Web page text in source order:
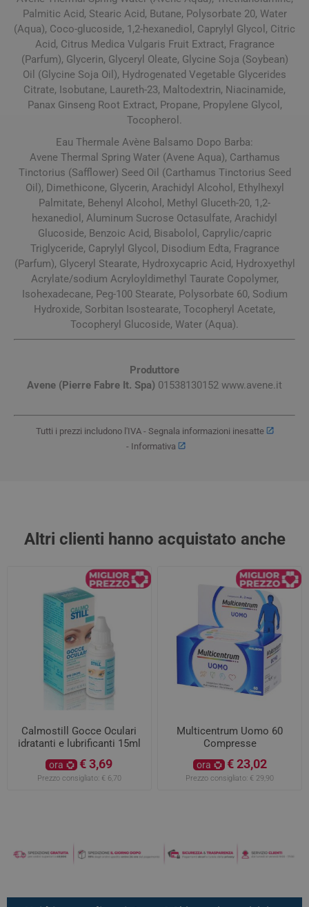
Palmitic Acid, Stearic Acid, Butane, Polysorbate 20, Water
(Aqua), Coco-glucoside, 1,2-hexanediol, Caprylyl Glycol, Citric
Acid, Citrus Medica Vulgaris Fruit Extract, Fragrance
(Parfum), Glycerin, Glyceryl Oleate, Glycine Soja (Soybean)
Oil (Glycine Soja Oil), Hydrogenated Vegetable Glycerides
Citrate, Isobutane, Laureth-23, Maltodextrin, Niacinamide,
Panax Ginseng Root Extract, Propane, Propylene Glycol,
Tocopherol.
Eau Thermale Avène Balsamo Dopo Barba:
Avene Thermal Spring Water (Avene Aqua), Carthamus
Tinctorius (Safflower) Seed Oil (Carthamus Tinctorius Seed
Oil), Dimethicone, Glycerin, Arachidyl Alcohol, Ethylhexyl
Palmitate, Behenyl Alcohol, Methyl Gluceth-20, 1,2-
hexanediol, Aluminum Sucrose Octasulfate, Arachidyl
Glucoside, Benzoic Acid, Bisabolol, Caprylic/capric
Triglyceride, Caprylyl Glycol, Disodium Edta, Fragrance
(Parfum), Glyceryl Stearate, Hydroxycapric Acid, Hydroxyethyl
Acrylate/sodium Acryloyldimethyl Taurate Copolymer,
Isohexadecane, Peg-100 Stearate, Polysorbate 60, Sodium
Hydroxide, Sorbitan Isostearate, Tocopheryl Acetate,
Tocopheryl Glucoside, Water (Aqua).
Produttore
Avene (Pierre Fabre It. Spa) 01538130152 www.avene.it
Tutti i prezzi includono l'IVA - Segnala informazioni inesatte
- Informativa
Altri clienti hanno acquistato anche
Calmostill Gocce Oculari
idratanti e lubrificanti 15ml
ora € 3,69
Prezzo consigliato: € 6,70
Multicentrum Uomo 60
Compresse
ora € 23,02
Prezzo consigliato: € 29,90